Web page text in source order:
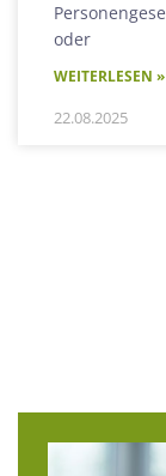
oder
WEITERLESEN »
22.08.2025